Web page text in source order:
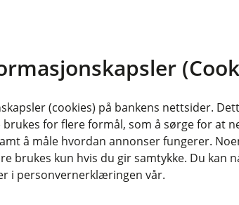
du i appen og setter samtidig
(cookies) på bankens nettsider.
for flere formål, som å sørge for at
å måle hvordan annonser fungerer.
brukes kun hvis du gir samtykke. Du kan
i personvernerklæringen vår.